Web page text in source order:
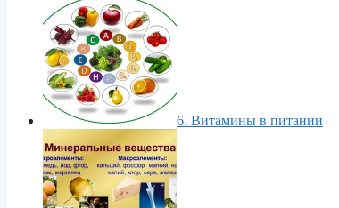
6. Витамины в питании